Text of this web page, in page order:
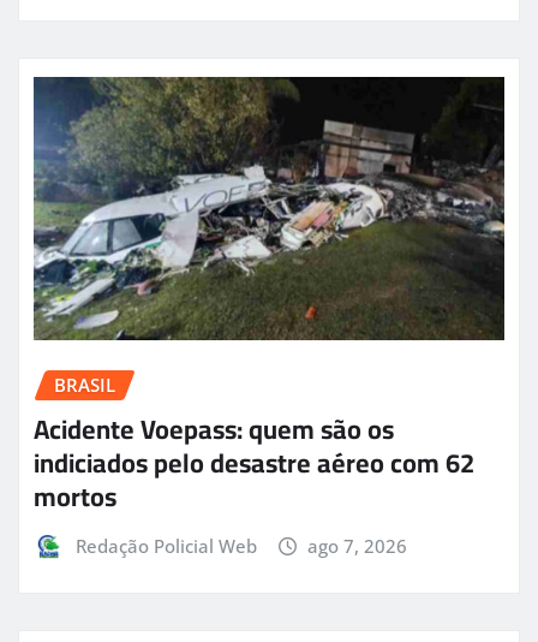
BRASIL
Acidente Voepass: quem são os
indiciados pelo desastre aéreo com 62
mortos
Redação Policial Web ago 7, 2026